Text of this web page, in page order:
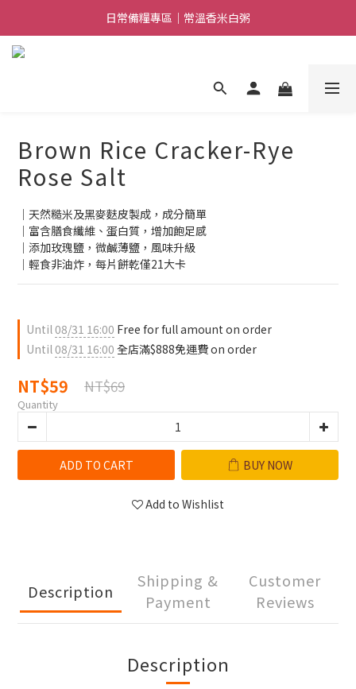
日常備糧專區｜常溫香米白粥
日常備糧專區｜常溫香米白粥
消費滿$888免運｜滿$1088贈隨行饗宴組
Brown Rice Cracker-Rye
Rose Salt
｜天然糙米及黑麥麩皮製成，成分簡單
｜富含膳食纖維、蛋白質，增加飽足感
｜添加玫瑰鹽，微鹹薄鹽，風味升級
｜輕食非油炸，每片餅乾僅21大卡
Until08/31 16:00 Free for full amount on order
Until08/31 16:00 全店滿$888免運費 on order
NT$59 NT$69
Quantity
ADD TO CART BUY NOW
Add to Wishlist
Description
Shipping &
Payment
Customer
Reviews
Description